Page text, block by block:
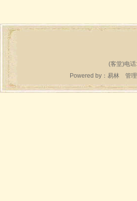
(客堂)电
Powered by： 易林管理: